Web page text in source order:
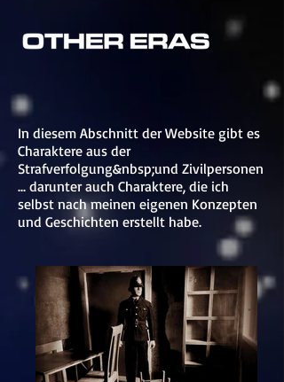
In diesem Abschnitt der Website gibt es
Charaktere aus der
Strafverfolgung&nbsp;und Zivilpersonen
... darunter auch Charaktere, die ich
selbst nach meinen eigenen Konzepten
und Geschichten erstellt habe.